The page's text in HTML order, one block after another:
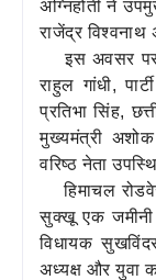
अग्निहोती ने
राजेंद्र विश्वनाथ
इस अवसर पर
राहुल गांधी,
प्रतिभा सिंह,
मुख्यमंत्री
वरिष्ठ नेता
हिमाचल
सुक्खू एक
विधायक
अध्यक्ष और युवा